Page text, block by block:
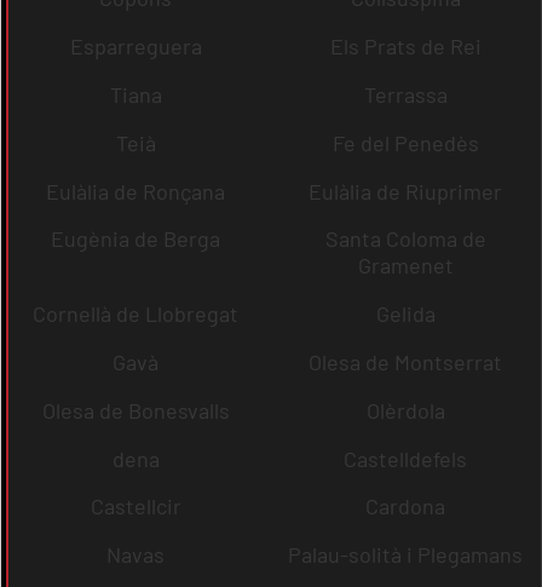
Esparreguera
Els Prats de Rei
Tiana
Terrassa
Teià
Fe del Penedès
Eulàlia de Ronçana
Eulàlia de Riuprimer
Eugènia de Berga
Santa Coloma de
Gramenet
Cornellà de Llobregat
Gelida
Gavà
Olesa de Montserrat
Olesa de Bonesvalls
Olèrdola
dena
Castelldefels
Castellcir
Cardona
Navas
Palau-solità i Plegamans